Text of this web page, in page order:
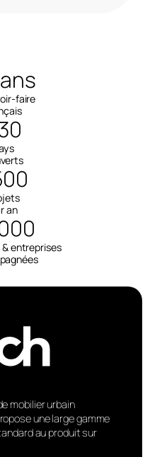
faire
an
entreprises
mobilier urbain
une large gamme
au produit sur